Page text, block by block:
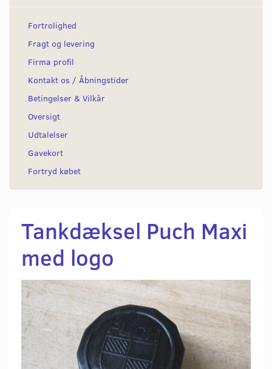
Fortrolighed
Fragt og levering
Firma profil
Kontakt os / Åbningstider
Betingelser & Vilkår
Oversigt
Udtalelser
Gavekort
Fortryd købet
Tankdæksel Puch Maxi
med logo